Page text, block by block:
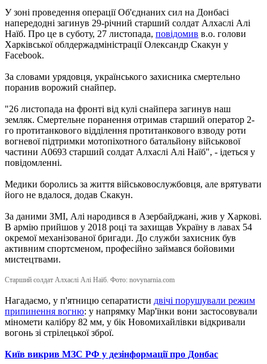
У зоні проведення операції Об'єднаних сил на Донбасі
напередодні загинув 29-річний старший солдат Алхаслі Алі
Наїб. Про це в суботу, 27 листопада, повідомив в.о. голови
Харківської облдержадміністрації Олександр Скакун у
Facebook.
За словами урядовця, українського захисника смертельно
поранив ворожий снайпер.
"26 листопада на фронті від кулі снайпера загинув наш
земляк. Смертельне поранення отримав старший оператор 2-
го протитанкового відділення протитанкового взводу роти
вогневої підтримки мотопіхотного батальйону військової
частини А0693 старший солдат Алхаслі Алі Наїб", - ідеться у
повідомленні.
Медики боролись за життя військовослужбовця, але врятувати
його не вдалося, додав Скакун.
За даними ЗМІ, Алі народився в Азербайджані, жив у Харкові.
В армію прийшов у 2018 році та захищав Україну в лавах 54
окремої механізованої бригади. До служби захисник був
активним спортсменом, професійно займався бойовими
мистецтвами.
Старший солдат Алхаслі Алі Наїб. Фото: novynarnia.com
Нагадаємо, у п'ятницю сепаратисти двічі порушували режим
припинення вогню: у напрямку Мар'їнки вони застосовували
міномети калібру 82 мм, у бік Новомихайлівки відкривали
вогонь зі стрілецької зброї.
Київ викрив МЗС РФ у дезінформації про Донбас